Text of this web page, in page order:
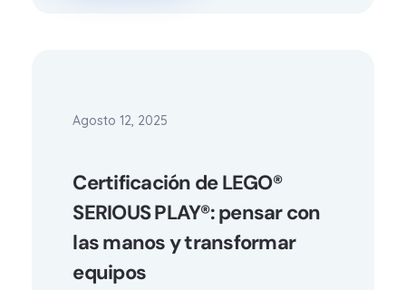
Agosto 12, 2025
Certificación de LEGO®
SERIOUS PLAY®: pensar con
las manos y transformar
equipos